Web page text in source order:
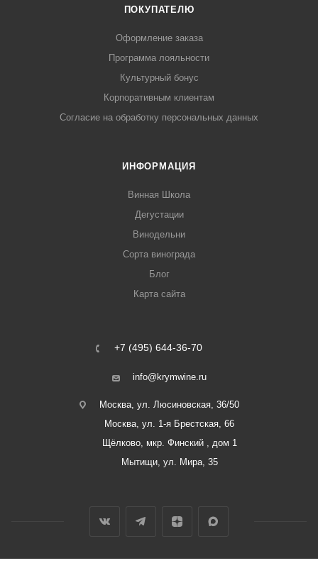
ПОКУПАТЕЛЮ
Оформление заказа
Программа лояльности
Культурный бонус
Корпоративным клиентам
Согласие на обработку персональных данных
ИНФОРМАЦИЯ
Винная Школа
Дегустации
Винодельни
Сорта винограда
Блог
Карта сайта
+7 (495) 644-36-70
info@krymwine.ru
Москва, ул. Люсиновская, 36/50
Москва, ул. 1-я Брестская, 66
Щёлково, мкр. Финский , дом 1
Мытищи, ул. Мира, 35